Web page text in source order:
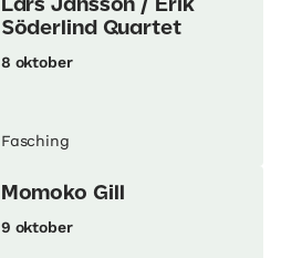
Lars Jansson / Erik
Söderlind Quartet
8 oktober
Fasching
Momoko Gill
9 oktober